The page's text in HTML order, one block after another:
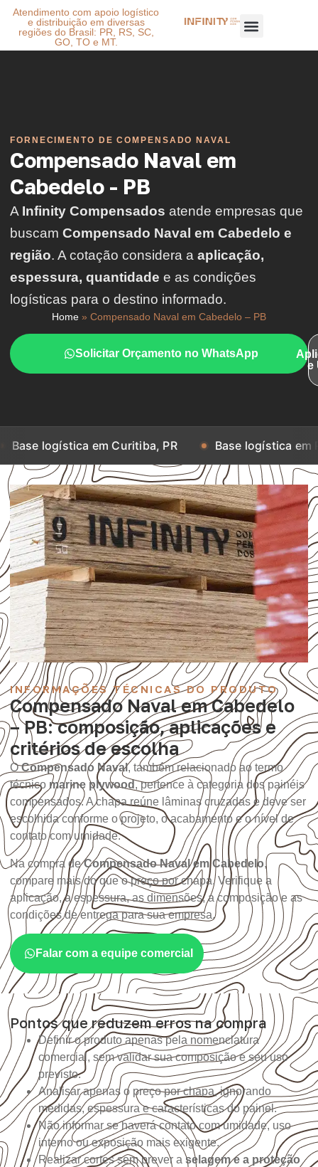
Atendimento com apoio logístico
e distribuição em diversas
regiões do Brasil: PR, RS, SC,
GO, TO e MT.
FORNECIMENTO DE COMPENSADO NAVAL
Compensado Naval em
Cabedelo - PB
A Infinity Compensados atende empresas que
buscam Compensado Naval em Cabedelo e
região. A cotação considera a aplicação,
espessura, quantidade e as condições
logísticas para o destino informado.
Home » Compensado Naval em Cabedelo – PB
Solicitar Orçamento no WhatsApp
e
em Curitiba, PR Base logística em Porto
INFORMAÇÕES TÉCNICAS DO PRODUTO
Compensado Naval em Cabedelo
– PB: composição, aplicações e
critérios de escolha
OCompensado Naval, também relacionado ao termo
técnico marine plywood, pertence à categoria dos painéis
compensados. A chapa reúne lâminas cruzadas e deve ser
escolhida conforme o projeto, o acabamento e o nível de
contato com umidade.
Na compra deCompensado Naval em Cabedelo,
compare mais do que o preço por chapa. Verifique a
aplicação, a espessura, as dimensões, a composição e as
condições de entrega para sua empresa.
Falar com a equipe comercial
Pontos que reduzem erros na compra
Definir o produto apenas pela nomenclatura
comercial, sem validar sua composição e seu uso
previsto.
Analisar apenas o preço por chapa, ignorando
medidas, espessura e características do painel.
Não informar se haverá contato com umidade, uso
interno ou exposição mais exigente.
Realizar cortes sem prever a selagem e a proteção